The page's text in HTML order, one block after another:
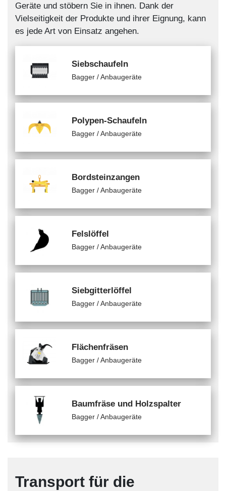
Geräte und stöbern Sie in ihnen. Dank der
Vielseitigkeit der Produkte und ihrer Eignung, kann
es jede Art von Einsatz angehen.
Siebschaufeln
Bagger / Anbaugeräte
Polypen-Schaufeln
Bagger / Anbaugeräte
Bordsteinzangen
Bagger / Anbaugeräte
Felslöffel
Bagger / Anbaugeräte
Siebgitterlöffel
Bagger / Anbaugeräte
Flächenfräsen
Bagger / Anbaugeräte
Baumfräse und Holzspalter
Bagger / Anbaugeräte
Transport für die